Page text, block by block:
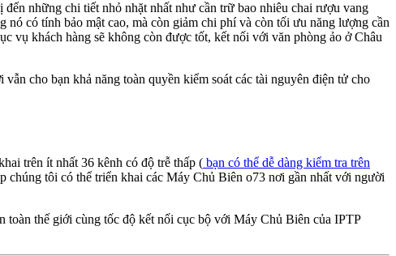
những chi tiết nhỏ nhặt nhất như cần trữ bao nhiêu chai rượu vang
nó có tính bảo mật cao, mà còn giảm chi phí và còn tối ưu năng lượng cần
vụ khách hàng sẽ không còn được tốt, kết nối với văn phòng ảo ở Châu
cho bạn khả năng toàn quyền kiểm soát các tài nguyên điện tử cho
trên ít nhất 36 kênh có độ trễ thấp ( bạn có thể dễ dàng kiểm tra trên
tôi có thể triển khai các Máy Chủ Biên o73 nơi gần nhất với người
thế giới cùng tốc độ kết nối cục bộ với Máy Chủ Biên của IPTP